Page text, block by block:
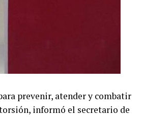
prevenir, atender y combatir
informó el secretario de